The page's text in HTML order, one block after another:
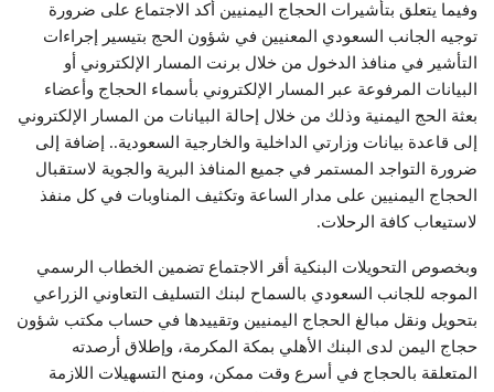
وفيما يتعلق بتأشيرات الحجاج اليمنيين أكد الاجتماع على ضرورة
توجيه الجانب السعودي المعنيين في شؤون الحج بتيسير إجراءات
التأشير في منافذ الدخول من خلال برنت المسار الإلكتروني أو
البيانات المرفوعة عبر المسار الإلكتروني بأسماء الحجاج وأعضاء
بعثة الحج اليمنية وذلك من خلال إحالة البيانات من المسار الإلكتروني
إلى قاعدة بيانات وزارتي الداخلية والخارجية السعودية.. إضافة إلى
ضرورة التواجد المستمر في جميع المنافذ البرية والجوية لاستقبال
الحجاج اليمنيين على مدار الساعة وتكثيف المناوبات في كل منفذ
لاستيعاب كافة الرحلات.
وبخصوص التحويلات البنكية أقر الاجتماع تضمين الخطاب الرسمي
الموجه للجانب السعودي بالسماح لبنك التسليف التعاوني الزراعي
بتحويل ونقل مبالغ الحجاج اليمنيين وتقييدها في حساب مكتب شؤون
حجاج اليمن لدى البنك الأهلي بمكة المكرمة، وإطلاق أرصدته
المتعلقة بالحجاج في أسرع وقت ممكن، ومنح التسهيلات اللازمة